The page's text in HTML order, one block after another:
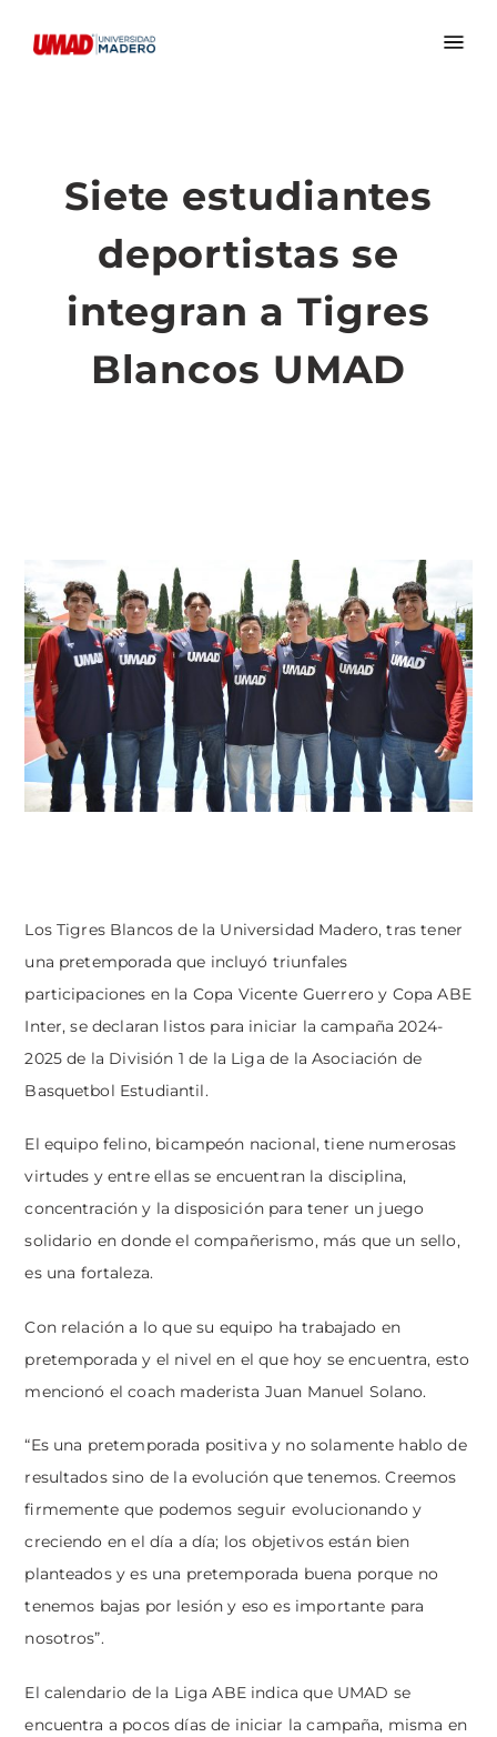
Siete estudiantes
deportistas se
integran a Tigres
Blancos UMAD
Los Tigres Blancos de la Universidad Madero, tras tener
una pretemporada que incluyó triunfales
participaciones en la Copa Vicente Guerrero y Copa ABE
Inter, se declaran listos para iniciar la campaña 2024-
2025 de la División 1 de la Liga de la Asociación de
Basquetbol Estudiantil.
El equipo felino, bicampeón nacional, tiene numerosas
virtudes y entre ellas se encuentran la disciplina,
concentración y la disposición para tener un juego
solidario en donde el compañerismo, más que un sello,
es una fortaleza.
Con relación a lo que su equipo ha trabajado en
pretemporada y el nivel en el que hoy se encuentra, esto
mencionó el coach maderista Juan Manuel Solano.
“Es una pretemporada positiva y no solamente hablo de
resultados sino de la evolución que tenemos. Creemos
firmemente que podemos seguir evolucionando y
creciendo en el día a día; los objetivos están bien
planteados y es una pretemporada buena porque no
tenemos bajas por lesión y eso es importante para
nosotros”.
El calendario de la Liga ABE indica que UMAD se
encuentra a pocos días de iniciar la campaña, misma en